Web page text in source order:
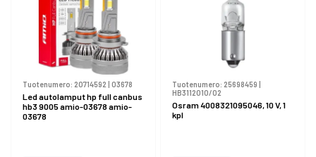
Tuotenumero: 20714592 03678
Led autolamput hp full canbus
hb3 9005 amio-03678 amio-
03678
Tuotenumero: 25698459
HB3112010/02
Osram 4008321095046, 10 V, 1
kpl